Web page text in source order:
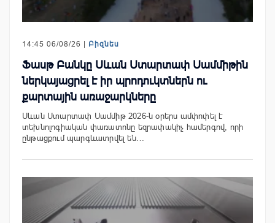
14:45 06/08/26 | Բիզնես
Ֆասթ Բանկը Սևան Ստարտափ Սամմիթին
ներկայացրել է իր պրոդուկտներն ու
քարտային առաջարկները
Սևան Ստարտափ Սամմիթ 2026-ն օրերս ամփոփել է
տեխնոլոգիական փառատոնը եզրափակիչ համերգով, որի
ընթացքում պարգևատրվել են…